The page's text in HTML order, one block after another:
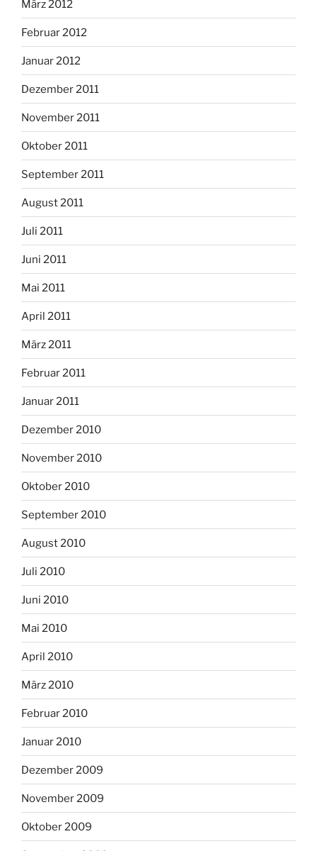
März 2012
Februar 2012
Januar 2012
Dezember 2011
November 2011
Oktober 2011
September 2011
August 2011
Juli 2011
Juni 2011
Mai 2011
April 2011
März 2011
Februar 2011
Januar 2011
Dezember 2010
November 2010
Oktober 2010
September 2010
August 2010
Juli 2010
Juni 2010
Mai 2010
April 2010
März 2010
Februar 2010
Januar 2010
Dezember 2009
November 2009
Oktober 2009